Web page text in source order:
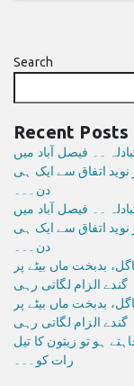
Search
Recent Posts
۔۔ فیصل آباد میں
اتفاق سے ایک ہی
دن۔۔۔
۔۔ فیصل آباد میں
اتفاق سے ایک ہی
دن۔۔۔
بدبخت ماں بیٹے پر
گندے الزام لگاتی رہی
بدبخت ماں بیٹے پر
گندے الزام لگاتی رہی
کی جوانی چاہتے ہو تو زیتون کا تیل
رات کو۔۔۔